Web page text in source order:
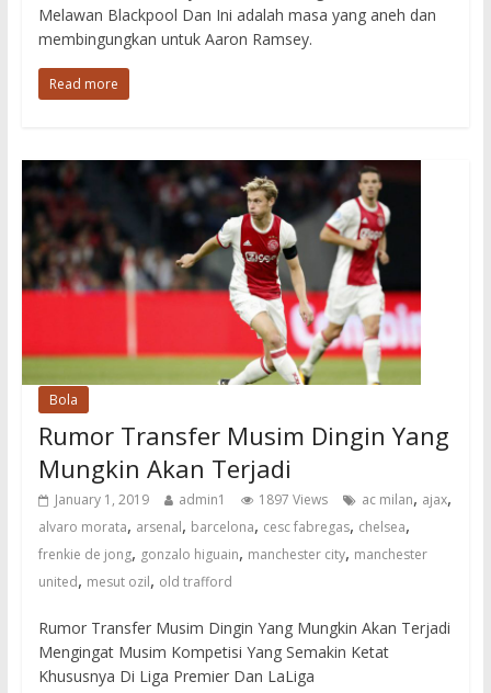
Melawan Blackpool Dan Ini adalah masa yang aneh dan
membingungkan untuk Aaron Ramsey.
Read more
Bola
Rumor Transfer Musim Dingin Yang
Mungkin Akan Terjadi
January 1, 2019 admin1 1897 Views ac milan, ajax,
alvaro morata, arsenal, barcelona, cesc fabregas, chelsea,
frenkie de jong, gonzalo higuain, manchester city, manchester
united, mesut ozil, old trafford
Rumor Transfer Musim Dingin Yang Mungkin Akan Terjadi
Mengingat Musim Kompetisi Yang Semakin Ketat
Khususnya Di Liga Premier Dan LaLiga